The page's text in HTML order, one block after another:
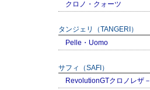
クロノ・クォーツ
タンジェリ（TANGERI）
Pelle・Uomo
サフィ（SAFI）
RevolutionGTクロノレザ－